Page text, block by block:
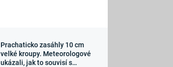
Sledujte nás
Prachaticko zasáhly 10 cm
velké kroupy. Meteorologové
ukázali, jak to souvisí s